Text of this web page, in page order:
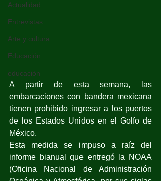
Actualidad
Entrevistas
Arte y cultura
Educación
educación
A partir de esta semana, las
embarcaciones con bandera mexicana
tienen prohibido ingresar a los puertos
de los Estados Unidos en el Golfo de
México.
Esta medida se impuso a raíz del
informe bianual que entregó la NOAA
(Oficina Nacional de Administración